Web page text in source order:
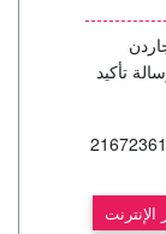
تأكيد